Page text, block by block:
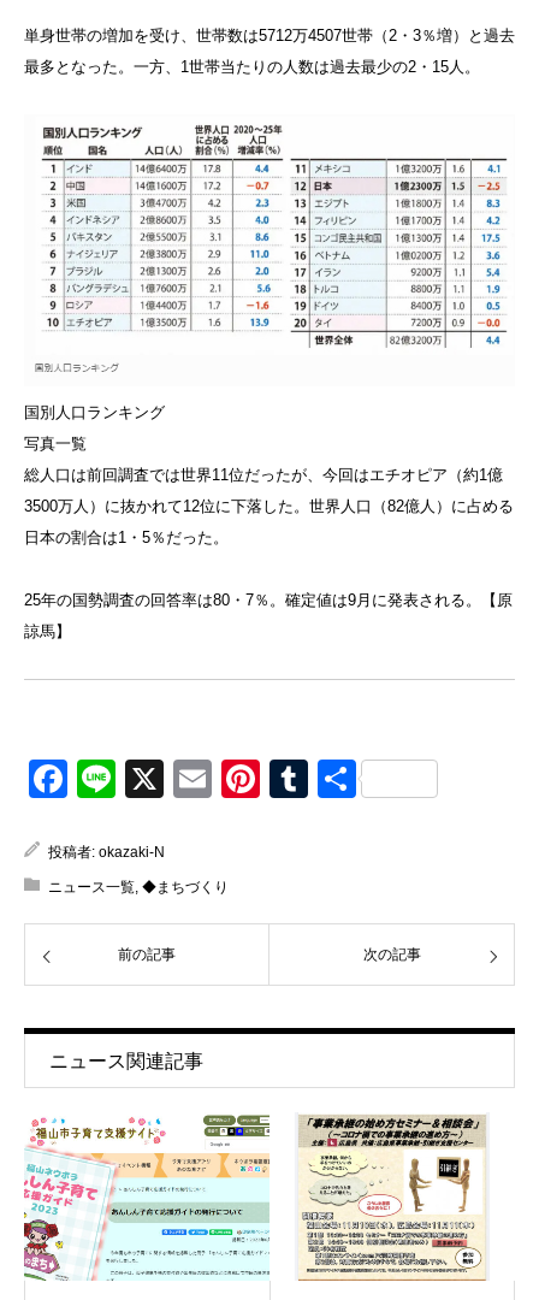
単身世帯の増加を受け、世帯数は5712万4507世帯（2・3％増）と過去
最多となった。一方、1世帯当たりの人数は過去最少の2・15人。
国別人口ランキング
写真一覧
総人口は前回調査では世界11位だったが、今回はエチオピア（約1億
3500万人）に抜かれて12位に下落した。世界人口（82億人）に占める
日本の割合は1・5％だった。
25年の国勢調査の回答率は80・7％。確定値は9月に発表される。【原
諒馬】
Facebook
Line
X EmailPinterest
Tumblr
共
投稿者: okazaki-N
ニュース一覧, ◆まちづくり
前の記事 次の記事
ニュース関連記事